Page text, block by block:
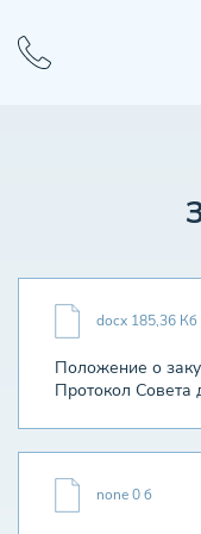
Положение о
Протокол Совета
docx 185,36 Кб
none 0 б